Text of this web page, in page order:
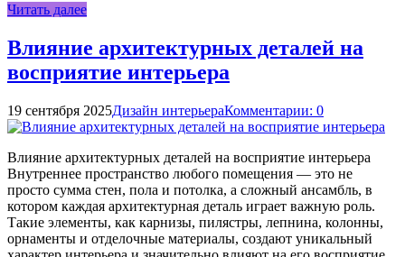
Читать далее
Влияние архитектурных деталей на
восприятие интерьера
19 сентября 2025Дизайн интерьераКомментарии: 0
Влияние архитектурных деталей на восприятие интерьера
Внутреннее пространство любого помещения — это не
просто сумма стен, пола и потолка, а сложный ансамбль, в
котором каждая архитектурная деталь играет важную роль.
Такие элементы, как карнизы, пилястры, лепнина, колонны,
орнаменты и отделочные материалы, создают уникальный